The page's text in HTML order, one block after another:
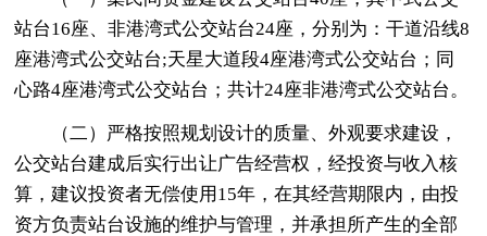
站台16座、非港湾式公交站台24座，分别为：干道沿线8
座港湾式公交站台;天星大道段4座港湾式公交站台；同
心路4座港湾式公交站台；共计24座非港湾式公交站台。
（二）严格按照规划设计的质量、外观要求建设，
公交站台建成后实行出让广告经营权，经投资与收入核
算，建议投资者无偿使用15年，在其经营期限内，由投
资方负责站台设施的维护与管理，并承担所产生的全部